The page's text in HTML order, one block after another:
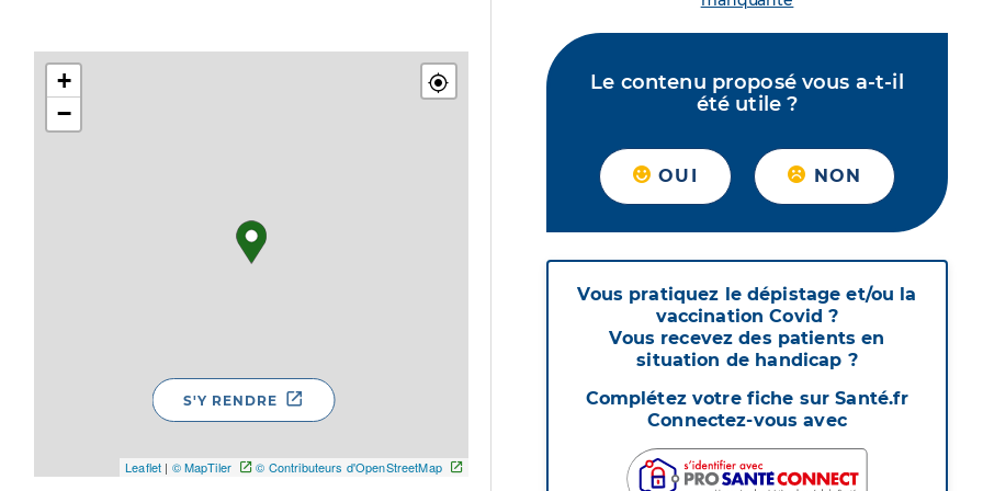
+
−
Leaflet | © MapTiler © Contributeurs d'OpenStreetMap
S'Y RENDRE
Le contenu proposé vous a-t-il
été utile ?
OUI NON
Vous pratiquez le dépistage et/ou la
vaccination Covid ?
Vous recevez des patients en
situation de handicap ?
Complétez votre fiche sur Santé.fr
Connectez-vous avec